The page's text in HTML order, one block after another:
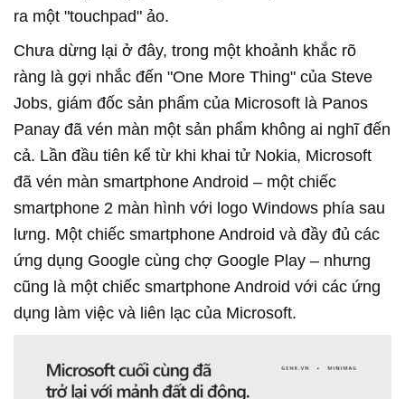
ra một "touchpad" ảo.
Chưa dừng lại ở đây, trong một khoảnh khắc rõ
ràng là gợi nhắc đến "One More Thing" của Steve
Jobs, giám đốc sản phẩm của Microsoft là Panos
Panay đã vén màn một sản phẩm không ai nghĩ đến
cả. Lần đầu tiên kể từ khi khai tử Nokia, Microsoft
đã vén màn smartphone Android – một chiếc
smartphone 2 màn hình với logo Windows phía sau
lưng. Một chiếc smartphone Android và đầy đủ các
ứng dụng Google cùng chợ Google Play – nhưng
cũng là một chiếc smartphone Android với các ứng
dụng làm việc và liên lạc của Microsoft.